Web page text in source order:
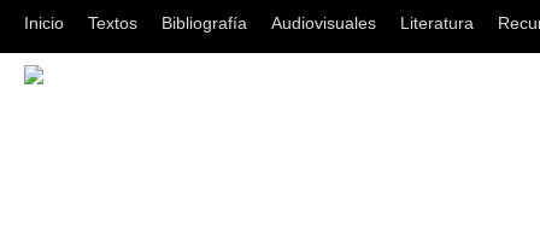
Inicio Textos Bibliografía Audiovisuales Literatura